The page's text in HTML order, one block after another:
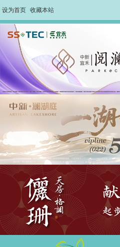
设为首页 收藏本站